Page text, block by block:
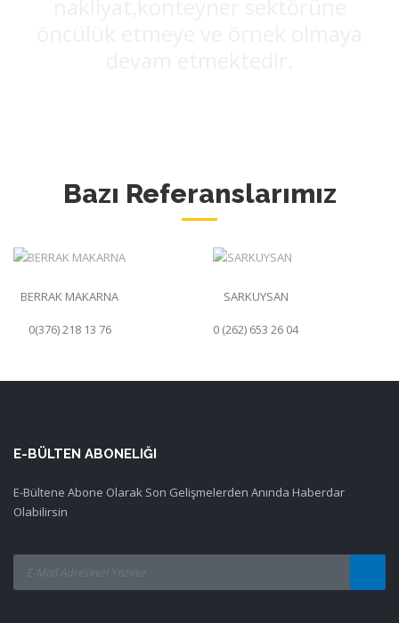
Bazı Referanslarımız
BERRAK MAKARNA
0(376) 218 13 76
SARKUYSAN
0 (262) 653 26 04
E-BÜLTEN ABONELIĞI
E-Bültene Abone Olarak Son Gelişmelerden Anında Haberdar
Olabilirsin